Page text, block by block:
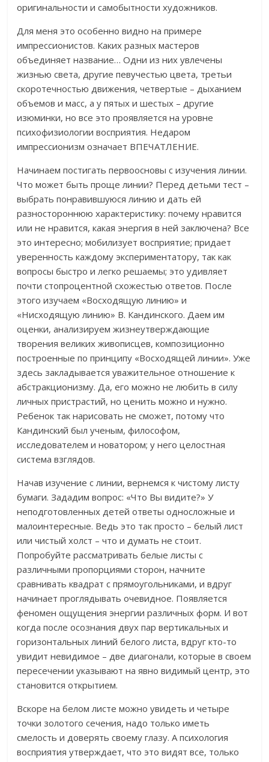
оригинальности и самобытности художников.
Для меня это особенно видно на примере
импрессионистов. Каких разных мастеров
объединяет название… Одни из них увлечены
жизнью света, другие певучестью цвета, третьи
скоротечностью движения, четвертые – дыханием
объемов и масс, а у пятых и шестых – другие
изюминки, но все это проявляется на уровне
психофизиологии восприятия. Недаром
импрессионизм означает ВПЕЧАТЛЕНИЕ.
Начинаем постигать первоосновы с изучения линии.
Что может быть проще линии? Перед детьми тест –
выбрать понравившуюся линию и дать ей
разностороннюю характеристику: почему нравится
или не нравится, какая энергия в ней заключена? Все
это интересно; мобилизует восприятие; придает
уверенность каждому экспериментатору, так как
вопросы быстро и легко решаемы; это удивляет
почти стопроцентной схожестью ответов. После
этого изучаем «Восходящую линию» и
«Нисходящую линию» В. Кандинского. Даем им
оценки, анализируем жизнеутверждающие
творения великих живописцев, композиционно
построенные по принципу «Восходящей линии». Уже
здесь закладывается уважительное отношение к
абстракционизму. Да, его можно не любить в силу
личных пристрастий, но ценить можно и нужно.
Ребенок так нарисовать не сможет, потому что
Кандинский был ученым, философом,
исследователем и новатором; у него целостная
система взглядов.
Начав изучение с линии, вернемся к чистому листу
бумаги. Зададим вопрос: «Что Вы видите?» У
неподготовленных детей ответы односложные и
малоинтересные. Ведь это так просто – белый лист
или чистый холст – что и думать не стоит.
Попробуйте рассматривать белые листы с
различными пропорциями сторон, начните
сравнивать квадрат с прямоугольниками, и вдруг
начинает проглядывать очевидное. Появляется
феномен ощущения энергии различных форм. И вот
когда после осознания двух пар вертикальных и
горизонтальных линий белого листа, вдруг кто-то
увидит невидимое – две диагонали, которые в своем
пересечении указывают на явно видимый центр, это
становится открытием.
Вскоре на белом листе можно увидеть и четыре
точки золотого сечения, надо только иметь
смелость и доверять своему глазу. А психология
восприятия утверждает, что это видят все, только